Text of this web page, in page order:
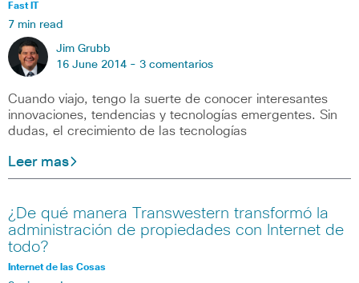
Fast IT
7 min read
Jim Grubb
16 June 2014 - 3 comentarios
Cuando viajo, tengo la suerte de conocer interesantes
innovaciones, tendencias y tecnologías emergentes. Sin
dudas, el crecimiento de las tecnologías
Leer mas
¿De qué manera Transwestern transformó la
administración de propiedades con Internet de
todo?
Internet de las Cosas